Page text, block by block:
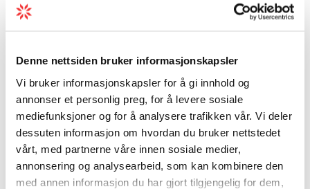
Denne nettsiden bruker informasjonskapsler
Vi bruker informasjonskapsler for å gi innhold og
annonser et personlig preg, for å levere sosiale
mediefunksjoner og for å analysere trafikken vår. Vi deler
dessuten informasjon om hvordan du bruker nettstedet
vårt, med partnerne våre innen sosiale medier,
annonsering og analysearbeid, som kan kombinere den
med annen informasjon du har gjort tilgjengelig for dem,
Utleie